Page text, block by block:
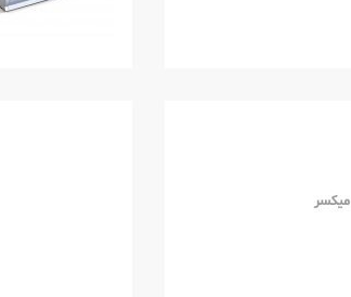
میکسر